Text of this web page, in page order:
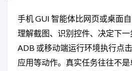
手机 GUI 智能体比网页或桌面
理解截图、识别控件、决定下
ADB 或移动端运行环境执行点
应用等动作。真实任务往往不